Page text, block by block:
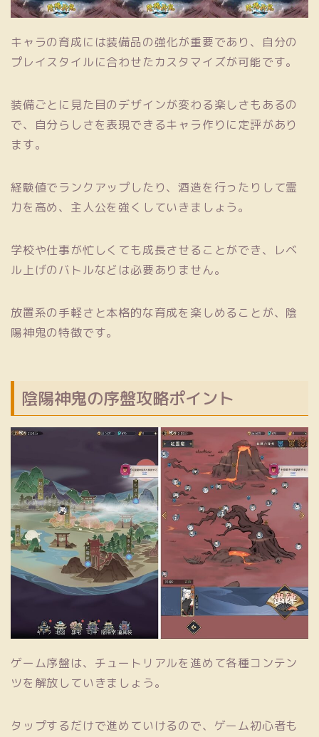
キャラの育成には装備品の強化が重要であり、自分の
プレイスタイルに合わせたカスタマイズが可能です。
装備ごとに見た目のデザインが変わる楽しさもあるの
で、自分らしさを表現できるキャラ作りに定評があり
ます。
経験値でランクアップしたり、酒造を行ったりして霊
力を高め、主人公を強くしていきましょう。
学校や仕事が忙しくても成長させることができ、レベ
ル上げのバトルなどは必要ありません。
放置系の手軽さと本格的な育成を楽しめることが、陰
陽神鬼の特徴です。
陰陽神鬼の序盤攻略ポイント
ゲーム序盤は、チュートリアルを進めて各種コンテン
ツを解放していきましょう。
タップするだけで進めていけるので、ゲーム初心者も